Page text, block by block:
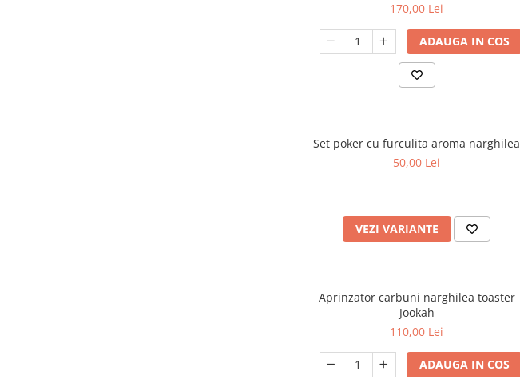
170,00 Lei
ADAUGA IN COS
Set poker cu furculita aroma narghilea
50,00 Lei
VEZI VARIANTE
Aprinzator carbuni narghilea toaster
Jookah
110,00 Lei
ADAUGA IN COS